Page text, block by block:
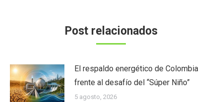
Post relacionados
El respaldo energético de Colombia
frente al desafío del “Súper Niño”
5 agosto, 2026